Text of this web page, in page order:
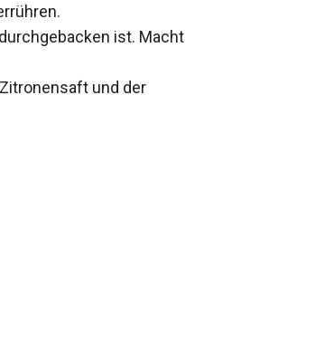
ist. Macht
und der